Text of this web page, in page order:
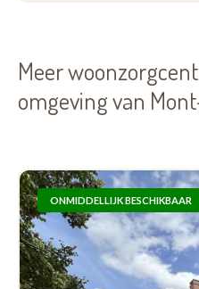
Meer
omgeving van
ONMIDDELLIJK BESCHIKBAAR